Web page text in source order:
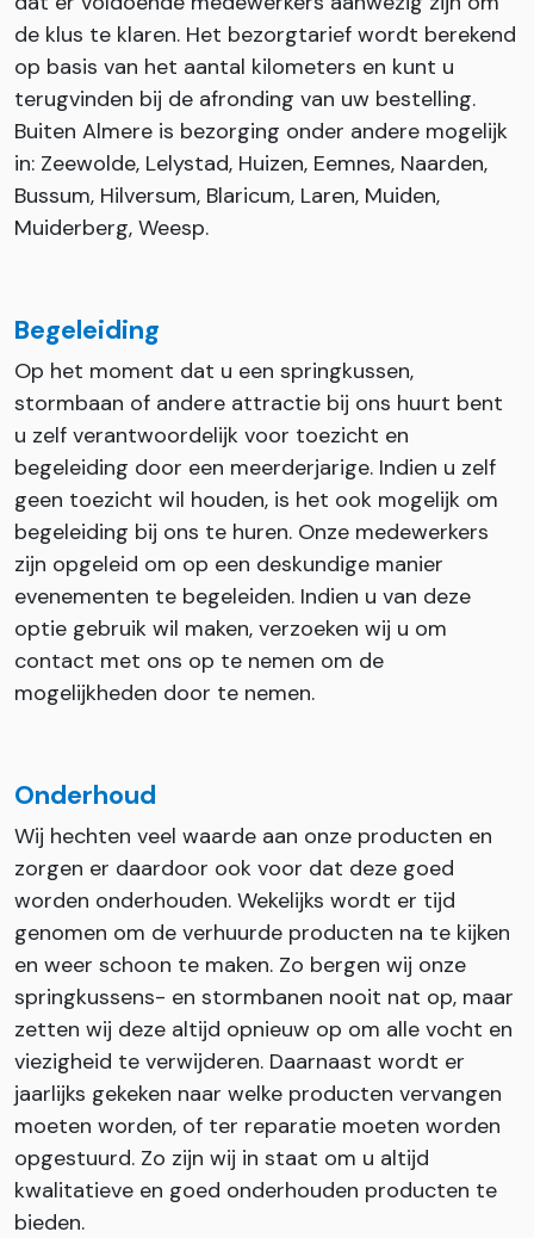
de klus te klaren. Het bezorgtarief wordt berekend
op basis van het aantal kilometers en kunt u
terugvinden bij de afronding van uw bestelling.
Buiten Almere is bezorging onder andere mogelijk
in: Zeewolde, Lelystad, Huizen, Eemnes, Naarden,
Bussum, Hilversum, Blaricum, Laren, Muiden,
Muiderberg, Weesp.
Begeleiding
Op het moment dat u een springkussen,
stormbaan of andere attractie bij ons huurt bent
u zelf verantwoordelijk voor toezicht en
begeleiding door een meerderjarige. Indien u zelf
geen toezicht wil houden, is het ook mogelijk om
begeleiding bij ons te huren. Onze medewerkers
zijn opgeleid om op een deskundige manier
evenementen te begeleiden. Indien u van deze
optie gebruik wil maken, verzoeken wij u om
contact met ons op te nemen om de
mogelijkheden door te nemen.
Onderhoud
Wij hechten veel waarde aan onze producten en
zorgen er daardoor ook voor dat deze goed
worden onderhouden. Wekelijks wordt er tijd
genomen om de verhuurde producten na te kijken
en weer schoon te maken. Zo bergen wij onze
springkussens- en stormbanen nooit nat op, maar
zetten wij deze altijd opnieuw op om alle vocht en
viezigheid te verwijderen. Daarnaast wordt er
jaarlijks gekeken naar welke producten vervangen
moeten worden, of ter reparatie moeten worden
opgestuurd. Zo zijn wij in staat om u altijd
kwalitatieve en goed onderhouden producten te
bieden.